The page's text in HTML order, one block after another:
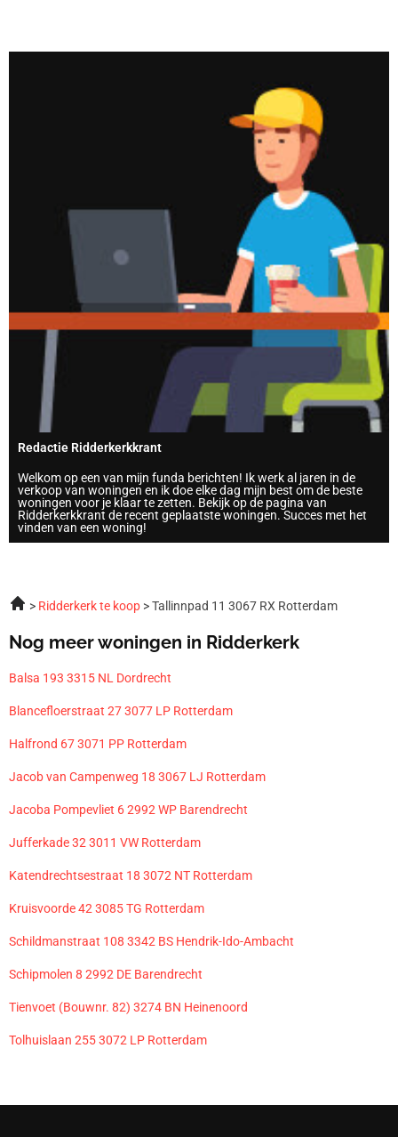
Redactie Ridderkerkkrant
Welkom op een van mijn funda berichten! Ik werk al jaren in de
verkoop van woningen en ik doe elke dag mijn best om de beste
woningen voor je klaar te zetten. Bekijk op de pagina van
Ridderkerkkrant de recent geplaatste woningen. Succes met het
vinden van een woning!
Ridderkerk te koop Tallinnpad 11 3067 RX Rotterdam
Nog meer woningen in Ridderkerk
Balsa 193 3315 NL Dordrecht
Blancefloerstraat 27 3077 LP Rotterdam
Halfrond 67 3071 PP Rotterdam
Jacob van Campenweg 18 3067 LJ Rotterdam
Jacoba Pompevliet 6 2992 WP Barendrecht
Jufferkade 32 3011 VW Rotterdam
Katendrechtsestraat 18 3072 NT Rotterdam
Kruisvoorde 42 3085 TG Rotterdam
Schildmanstraat 108 3342 BS Hendrik-Ido-Ambacht
Schipmolen 8 2992 DE Barendrecht
Tienvoet (Bouwnr. 82) 3274 BN Heinenoord
Tolhuislaan 255 3072 LP Rotterdam